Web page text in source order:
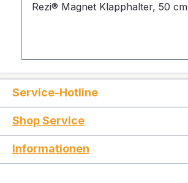
Rezi® Magnet Klapphalter, 50 cm
Service-Hotline
Shop Service
Informationen